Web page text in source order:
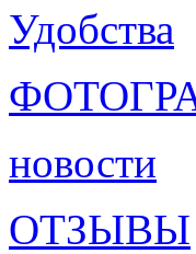
Удобства
новости
ОТЗЫВЫ